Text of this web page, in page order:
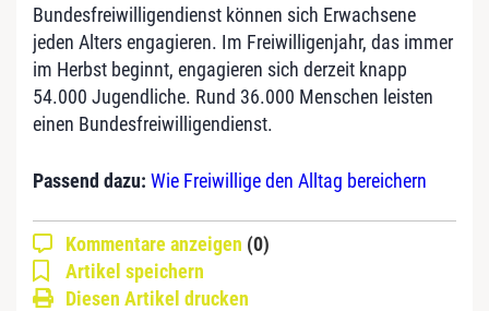
Bundesfreiwilligendienst können sich Erwachsene
jeden Alters engagieren. Im Freiwilligenjahr, das immer
im Herbst beginnt, engagieren sich derzeit knapp
54.000 Jugendliche. Rund 36.000 Menschen leisten
einen Bundesfreiwilligendienst.
Passend dazu: Wie Freiwillige den Alltag bereichern
Kommentare anzeigen (0)
Artikel speichern
Diesen Artikel drucken